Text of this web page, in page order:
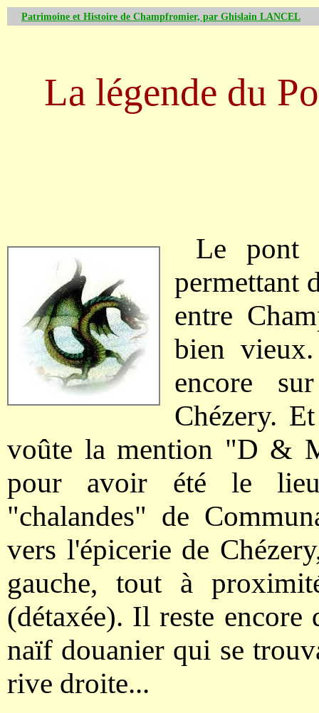
Patrimoine et Histoire de Champfromier, par Ghislain LANCEL
La légende du
Le pont
permettant
entre
bien
encore
Chézery.
voûte la mention "D &
pour avoir été le
"chalandes" de
vers l'épicerie de
gauche, tout à
(détaxée). Il reste encore
naïf douanier qui se
rive droite...